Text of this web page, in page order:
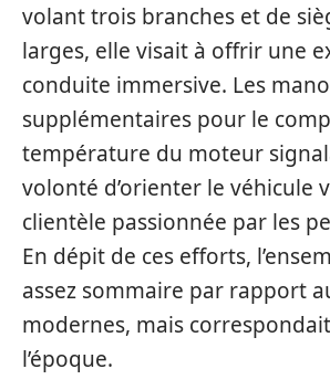
volant trois branches et de
larges, elle visait à offrir une
conduite immersive. Les
supplémentaires pour le
température du moteur
volonté d’orienter le véhicule
clientèle passionnée par les
En dépit de ces efforts,
assez sommaire par rapport
modernes, mais
l’époque.